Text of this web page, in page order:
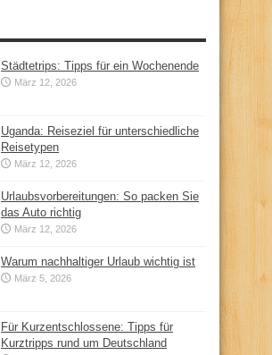
Städtetrips: Tipps für ein Wochenende
März 12, 2026
Uganda: Reiseziel für unterschiedliche
Reisetypen
März 12, 2026
Urlaubsvorbereitungen: So packen Sie
das Auto richtig
März 12, 2026
Warum nachhaltiger Urlaub wichtig ist
März 5, 2026
Für Kurzentschlossene: Tipps für
Kurztripps rund um Deutschland